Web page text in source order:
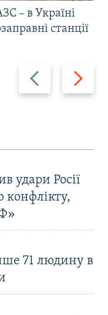
Назад Вперед
– в Україні
станції
удари Росії
конфлікту,
71 людину в